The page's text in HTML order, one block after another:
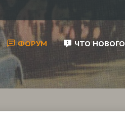
ФОРУМ ЧТО НОВОГО